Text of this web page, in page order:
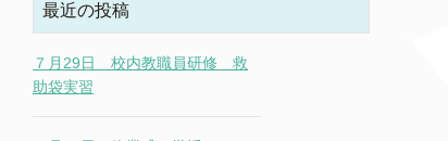
最近の投稿
７月29日 校内教職員研修 救
助袋実習